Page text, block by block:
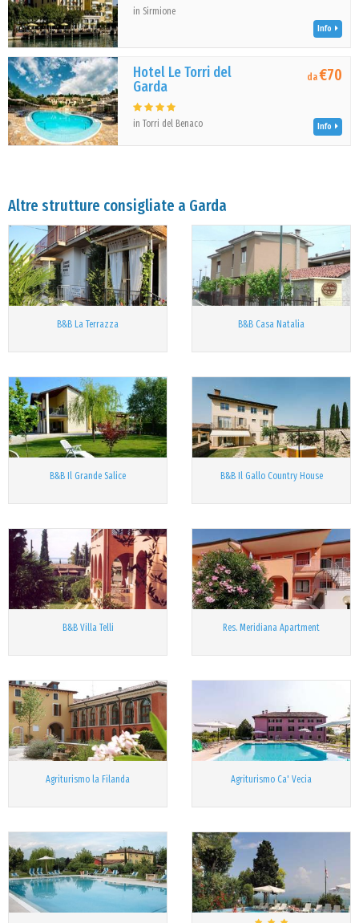
in Sirmione
Info
Hotel Le Torri del
Garda
in Torri del Benaco
da€70
Info
Altre strutture consigliate a Garda
B&B La Terrazza B&B Casa Natalia
B&B Il Grande Salice B&B Il Gallo Country House
B&B Villa Telli Res. Meridiana Apartment
Agriturismo la Filanda Agriturismo Ca' Vecia